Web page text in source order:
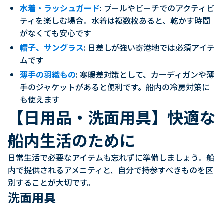
水着・ラッシュガード: プールやビーチでのアクティビ
ティを楽しむ場合。水着は複数枚あると、乾かす時間
がなくても安心です
帽子、サングラス: 日差しが強い寄港地では必須アイテ
ムです
薄手の羽織もの: 寒暖差対策として、カーディガンや薄
手のジャケットがあると便利です。船内の冷房対策に
も使えます
【日用品・洗面用具】快適な
船内生活のために
日常生活で必要なアイテムも忘れずに準備しましょう。船
内で提供されるアメニティと、自分で持参すべきものを区
別することが大切です。
洗面用具